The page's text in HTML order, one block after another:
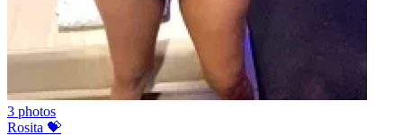
3 photos
Rosita 💝